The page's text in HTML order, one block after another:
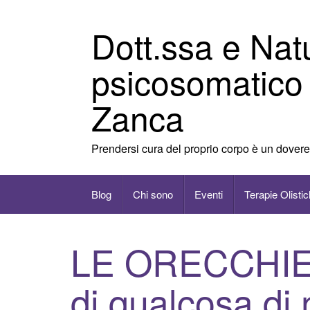
Dott.ssa e
Zanca
Prendersi cura del proprio corpo è un dovere
Blog Chi sono Eventi Terapie
LE